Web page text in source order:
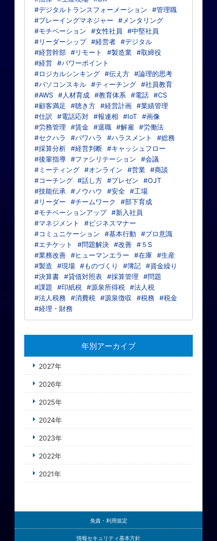
#デジタルトランスフォーメーション
#管理職
#プレーイングマネジャー
#メンタリング
#モチベーション
#女性社員
#中堅社員
#リーダーシップ #経営者 #デジタル
#経営幹部 #リモート #製造業 #取締役
#経営 #パワーポイント
#ロジカルシンキング #伝え方 #論理的思考
#パソコンスキル #ティーチング #社員教育
#AWS
#人材育成 #教育体系 #電話 #CS
#顧客満足
#聴き方 #経営計画 #業績管理
#仕訳
#電話応対 #報連相 #IoT #画像
#労務管理
#賃金 #退職 #解雇
#労働法
#セクハラ
#パワハラ #ハラスメント
#総務
#採算分析 #経営判断 #キャッシュフロー
#後輩指導 #ファシリテーション
#会議
#ミーティング #オンライン #営業 #商談
#コーチング #話し方 #プレゼン
#OJT
#技能伝承
#ノウハウ #安全 #工場
#リーダー
#チームワーク
#部下育成
#モチベーションアップ #新入社員
#マネジメント
#ビジネスマナー
#コミュニケーション
#基本行動
#プロ意識
#エチケット
#問題解決 #改善 #５S
#業務改善 #ヒューマンエラー #在庫 #生産
#製造
#現場 #ものづくり #簿記 #資金繰り
#決算書 #貸借対照表 #採算管理
#問題
#課題
#印紙税 #源泉所得税 #法人税
#法人税務
#消費税 #源泉徴収 #税務
#税金
#経理・財務
年別アーカイブ
2027年
2026年
2025年
2024年
2023年
2022年
2021年
免責・利用規定
情報セキュリティ基本方針